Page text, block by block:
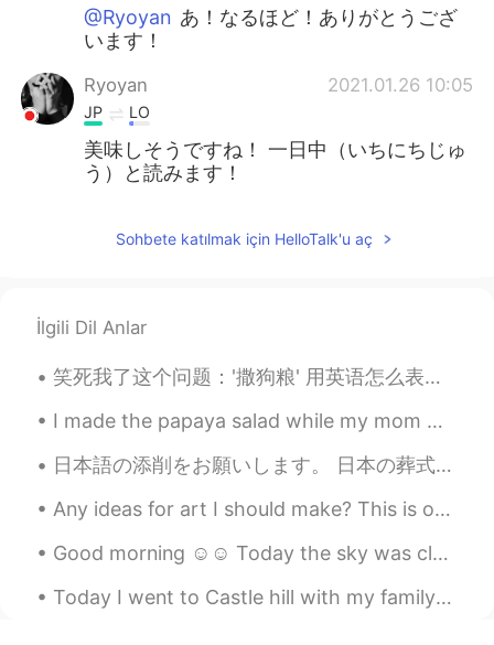
@Ryoyan あ！なるほど！ありがとうござ
います！
Ryoyan 2021.01.26 10:05
JP LO
美味しそうですね！ 一日中（いちにちじゅ
う）と読みます！
Sohbete katılmak için HelloTalk'u aç
İlgili Dil Anlar
笑死我了这个问题：'撒狗粮' 用英语怎么表达？ Please Don't say 'spread dog food' 😝 因为这个中文说法是一字一字翻译不了的，没有完美的翻译。我能想到的说法...
I made the papaya salad while my mom made us green curry. I was already pretty full because my b...
日本語の添削をお願いします。 日本の葬式に関わる儀式や、その後のやるべきことはよくわかりません。それにしても祖先に敬意を払う日本の文化は好きです。それは先祖がいなければ我々は今存在しないからで...
Any ideas for art I should make? This is one of my drawings I made a week ago ^^ Do you like draw...
Good morning ☺️☺️ Today the sky was cloudy and white but I managed to find lots of colour in th...
Today I went to Castle hill with my family! I enjoyed walking around and seeing the cool shaped r...